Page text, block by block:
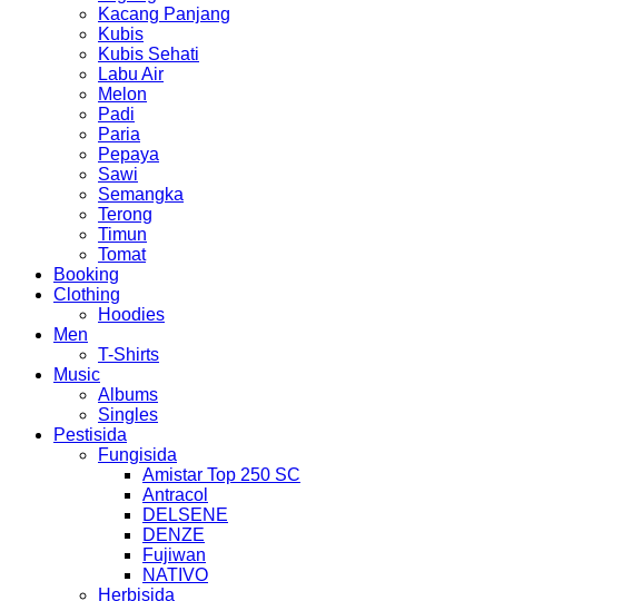
Kacang Panjang
Kubis
Kubis Sehati
Labu Air
Melon
Padi
Paria
Pepaya
Sawi
Semangka
Terong
Timun
Tomat
Booking
Clothing
Hoodies
Men
T-Shirts
Music
Albums
Singles
Pestisida
Fungisida
Amistar Top 250 SC
Antracol
DELSENE
DENZE
Fujiwan
NATIVO
Herbisida